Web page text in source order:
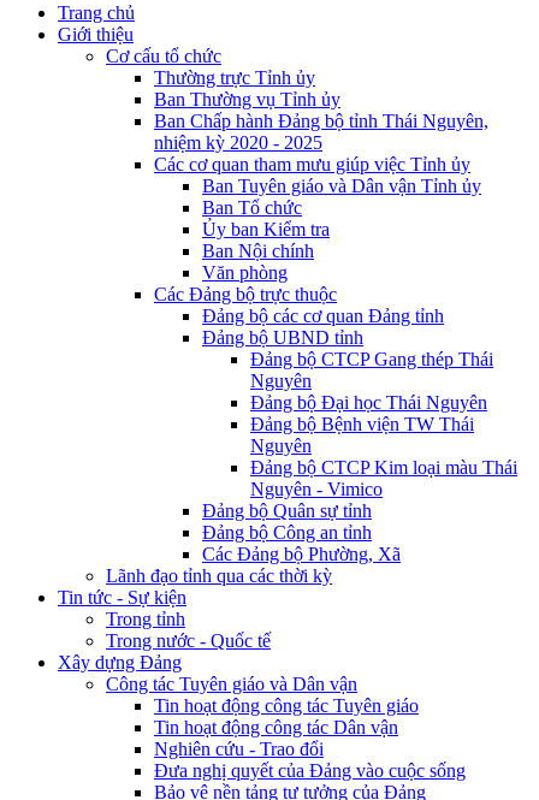
Trang chủ
Giới thiệu
Cơ cấu tổ chức
Thường trực Tỉnh ủy
Ban Thường vụ Tỉnh ủy
Ban Chấp hành Đảng bộ tỉnh Thái Nguyên,
nhiệm kỳ 2020 - 2025
Các cơ quan tham mưu giúp việc Tỉnh ủy
Ban Tuyên giáo và Dân vận Tỉnh ủy
Ban Tổ chức
Ủy ban Kiểm tra
Ban Nội chính
Văn phòng
Các Đảng bộ trực thuộc
Đảng bộ các cơ quan Đảng tỉnh
Đảng bộ UBND tỉnh
Đảng bộ CTCP Gang thép Thái
Nguyên
Đảng bộ Đại học Thái Nguyên
Đảng bộ Bệnh viện TW Thái
Nguyên
Đảng bộ CTCP Kim loại màu Thái
Nguyên - Vimico
Đảng bộ Quân sự tỉnh
Đảng bộ Công an tỉnh
Các Đảng bộ Phường, Xã
Lãnh đạo tỉnh qua các thời kỳ
Tin tức - Sự kiện
Trong tỉnh
Trong nước - Quốc tế
Xây dựng Đảng
Công tác Tuyên giáo và Dân vận
Tin hoạt động công tác Tuyên giáo
Tin hoạt động công tác Dân vận
Nghiên cứu - Trao đổi
Đưa nghị quyết của Đảng vào cuộc sống
Bảo vệ nền tảng tư tưởng của Đảng